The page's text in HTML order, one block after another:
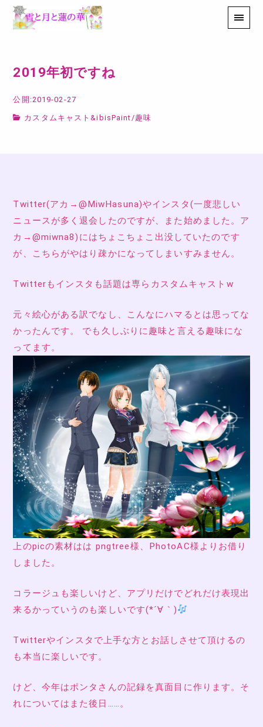
2019年初ですね
公開:2019-02-27
カスタムキャスト&ibisPaint /趣味
Twitter(アカ→@MiwHasuna)やインスタ(一度悲しい
ニュースが多く退会したのですが、また始めました。ア
カ→@miwna8)にはちょこちょこ出没していたのです
が、こちらがやはり疎かになってしまいすみません。
Twitterもインスタも話題は専らカスタムキャストw
元々絵心がある訳でなし、こんなにハマるとは思ってな
かったんです。 でも久しぶりに趣味と言える趣味にな
ってます。
上のpicの素材はは pngtree様、PhotoAC様よりお借り
しました。
コラージュも楽しいけど、アプリだけでどれだけ表現出
来るかっていうのも楽しいです(*´∀｀)
Twitterやインスタで上手な方とお話しさせて頂けるの
も本当に楽しいです。
けど、今年はポンタさんの記録を真面目に作ります。そ
れについてはまた後日……。